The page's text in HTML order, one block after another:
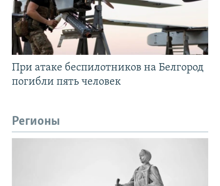
При атаке беспилотников на Белгород
погибли пять человек
Регионы